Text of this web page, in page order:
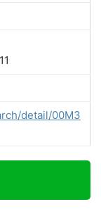
detail/00M3